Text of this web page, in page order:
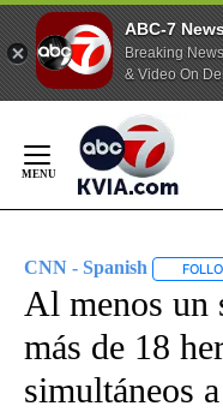
ABC-7
Breaking
& Video On
Content
CNN - Spanish
Al menos un
más de 18
simultáneos